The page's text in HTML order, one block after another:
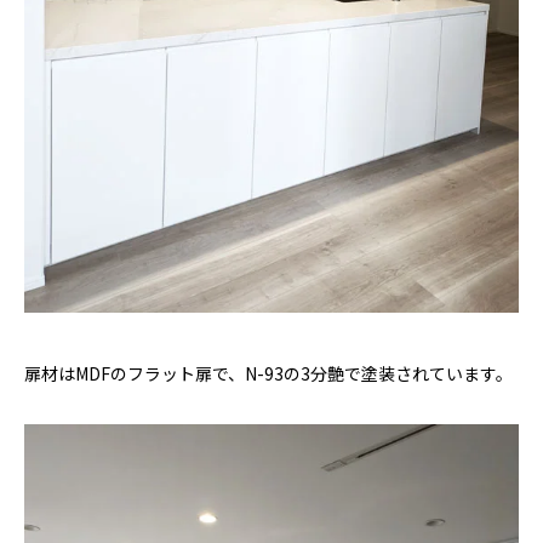
扉材はMDFのフラット扉で、N-93の3分艶で塗装されています。